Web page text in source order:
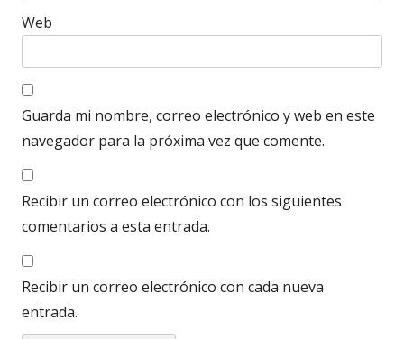
Web
Guarda mi nombre, correo electrónico y web en este
navegador para la próxima vez que comente.
Recibir un correo electrónico con los siguientes
comentarios a esta entrada.
Recibir un correo electrónico con cada nueva
entrada.